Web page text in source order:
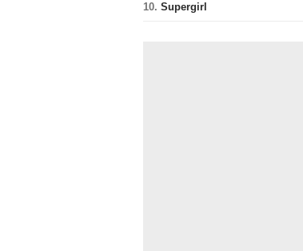
10. Supergirl